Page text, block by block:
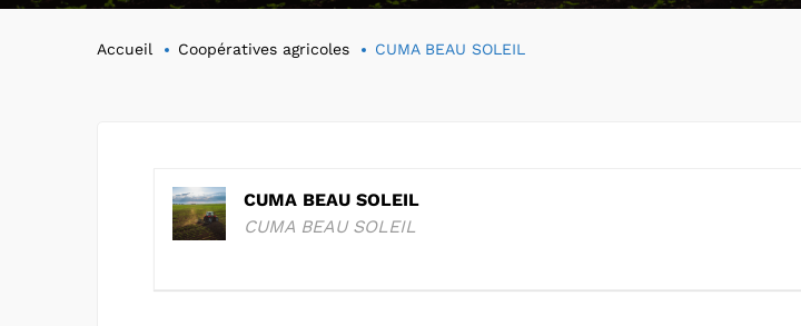
Accueil Coopératives agricoles CUMA BEAU SOLEIL
CUMA BEAU SOLEIL
CUMA BEAU SOLEIL